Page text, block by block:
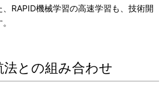
RAPID機械学習の高速学習も、技術開
との組み合わせ